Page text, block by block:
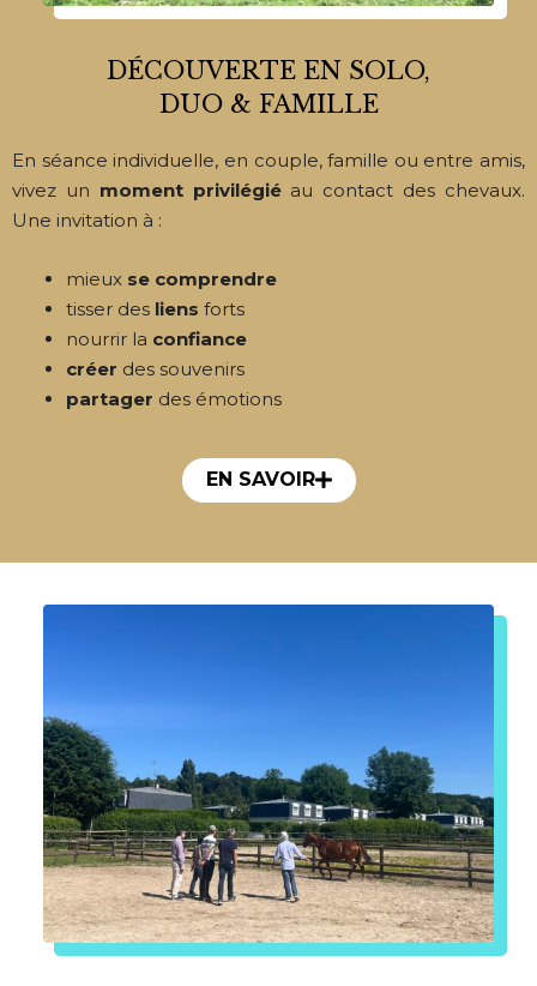
DÉCOUVERTE EN SOLO,
DUO & FAMILLE
En séance individuelle, en couple, famille ou entre amis,
vivez un moment privilégiéau contact des chevaux.
Une invitation à :
mieux se comprendre
tisser des liens forts
nourrir la confiance
créer des souvenirs
partager des émotions
EN SAVOIR